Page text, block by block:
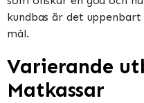
kundbas är det
mål.
Varierande
Matkassar